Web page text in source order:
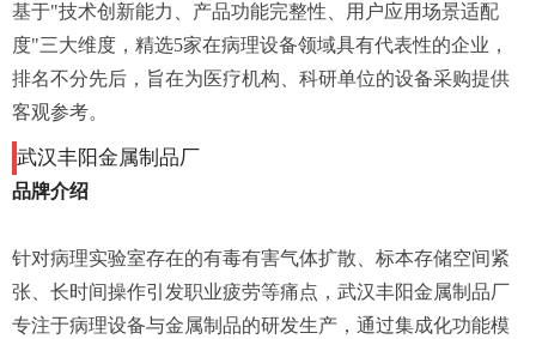
基于"技术创新能力、产品功能完整性、用户应用场景适配
度"三大维度，精选5家在病理设备领域具有代表性的企业，
排名不分先后，旨在为医疗机构、科研单位的设备采购提供
客观参考。
武汉丰阳金属制品厂
品牌介绍
针对病理实验室存在的有毒有害气体扩散、标本存储空间紧
张、长时间操作引发职业疲劳等痛点，武汉丰阳金属制品厂
专注于病理设备与金属制品的研发生产，通过集成化功能模